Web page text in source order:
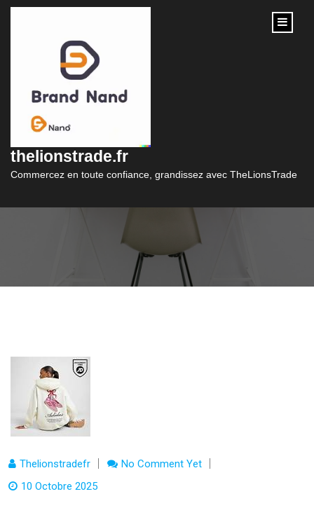
content
thelionstrade.fr
Commercez en toute confiance, grandissez avec TheLionsTrade
Sweat Adidas Femme
: Confort et Style
Réunis
Thelionstradefr
No Comment Yet
10 Octobre 2025